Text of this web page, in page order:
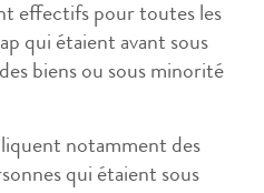
effectifs pour toutes les
qui étaient avant sous
biens ou sous minorité
notamment des
qui étaient sous